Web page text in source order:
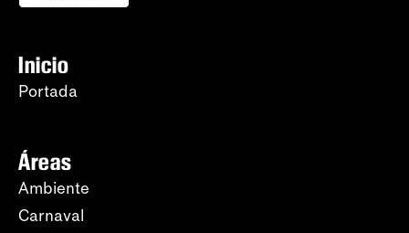
Inicio
Portada
Áreas
Ambiente
Carnaval